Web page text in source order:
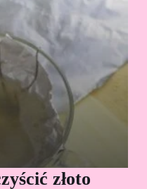
złoto